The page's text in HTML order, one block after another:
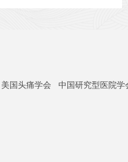
美国头痛学会 中国研究型医院学